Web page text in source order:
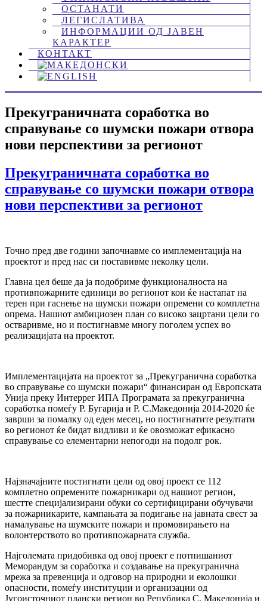
ОСТАНАТИ
ЛЕГИСЛАТИВА
ИНФОРМАЦИИ ОД ЈАВЕН
КАРАКТЕР
КОНТАКТ
Прекуграничната соработка во
справување со шумски пожари отвора
нови перспективи за регионот
Прекуграничната соработка во
справување со шумски пожари отвора
нови перспективи за регионот
Точно пред две години започнавме со имплементација на
проектот и пред нас си поставивме неколку цели.
Главна цел беше да ја подобриме функционалноста на
противпожарните единици во регионот кои ќе настапат на
терен при гаснење на шумски пожари опремени со комплетна
опрема. Нашиот амбициозен план со високо зацртани цели го
остваривме, но и постигнавме многу поголем успех во
реализацијата на проектот.
Имплементацијата на проектот за „Прекугранична соработка
во справување со шумски пожари“ финансиран од Европската
Унија преку Интеррег ИПА Програмата за прекугранична
соработка помеѓу Р. Бугарија и Р. С.Македонија 2014-2020 ќе
заврши за помалку од еден месец, но постигнатите резултати
во регионот ќе бидат видливи и ќе овозможат ефикасно
справување со елементарни непогоди на подолг рок.
Најзначајните постигнати цели од овој проект се 112
комплетно опремените пожарникари од нашиот регион,
шестте специјализирани обуки со сертифицирани обучувачи
за пожарникарите, кампањата за подигање на јавната свест за
намалување на шумските пожари и промовирањето на
волонтерството во противпожарната служба.
Најголемата придобивка од овој проект е потпишаниот
Меморандум за соработка и создавање на прекугранична
мрежа за превенција и одговор на природни и еколошки
опасности, помеѓу институции и организации од
Југоисточниот плански регион во Република С. Македонија и